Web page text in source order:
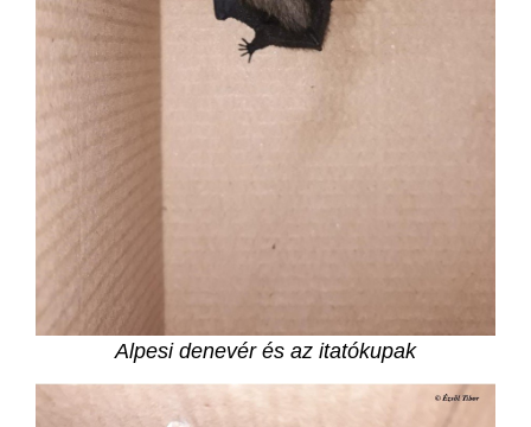
Alpesi denevér és az itatókupak